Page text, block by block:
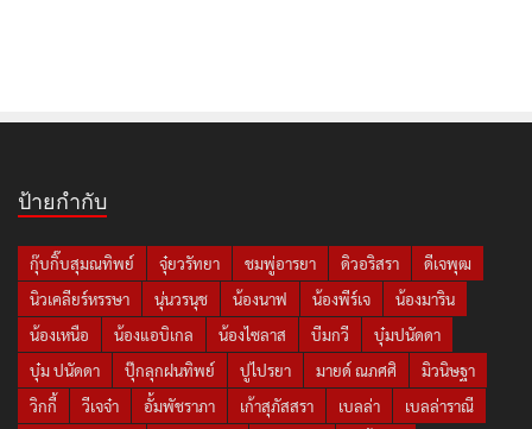
ป้ายกำกับ
กุ๊บกิ๊บสุมณทิพย์ จุ๋ยวรัทยา ชมพู่อารยา ดิวอริสรา
ดีเจพุฒ
นิวเคลียร์หรรษา
นุ่นวรนุช น้องนาฟ น้องพีร์เจ
น้องมาริน
น้องเหนือ
น้องแอบิเกล น้องไซลาส บีมกวี
บุ๋มปนัดดา
บุ๋ม ปนัดดา
ปุ๊กลุกฝนทิพย์ ปูไปรยา มายด์ ณภศศิ
มิวนิษฐา
วิกกี้
วีเจจ๋า อั้มพัชราภา เก้าสุภัสสรา เบลล่า
เบลล่าราณี